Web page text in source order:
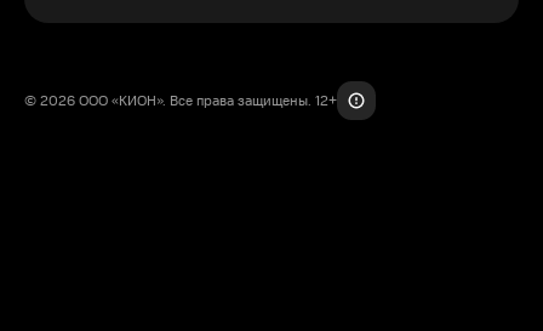
© 2026 ООО «КИОН». Все права защищены. 12+